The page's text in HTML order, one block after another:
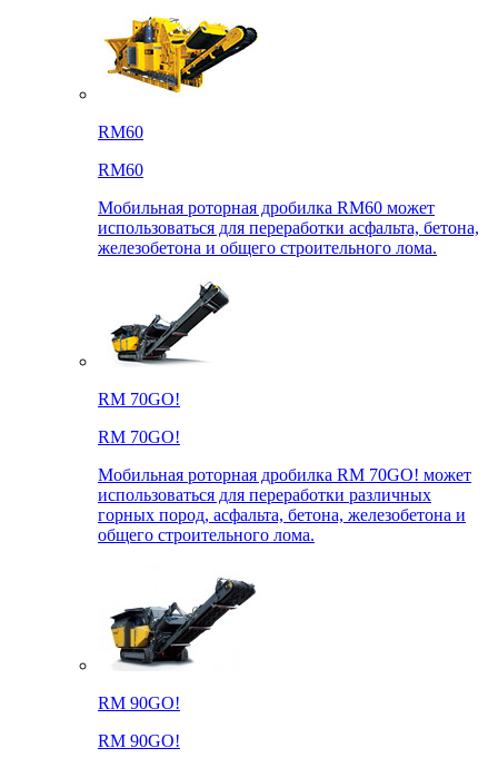
RM60
RM60
Мобильная роторная дробилка RM60 может
использоваться для переработки асфальта, бетона,
железобетона и общего строительного лома.
RM 70GO!
RM 70GO!
Мобильная роторная дробилка RM 70GO! может
использоваться для переработки различных
горных пород, асфальта, бетона, железобетона и
общего строительного лома.
RM 90GO!
RM 90GO!